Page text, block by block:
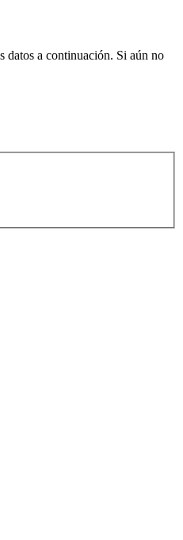
datos a continuación. Si aún no